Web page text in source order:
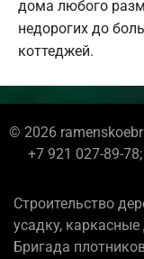
дома любого
недорогих до
коттеджей.
© 2026
+7 921 027-89-
Строительство
усадку,
Бригада